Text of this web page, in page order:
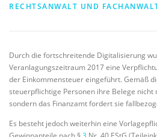
RECHTSANWALT UND
Durch die fortschreitende Digitalisierung
Veranlagungszeitraum 2017 eine
der Einkommensteuer eingeführt. Gemäß
steuerpflichtige Personen ihre Belege nicht
sondern das Finanzamt fordert sie
Es besteht jedoch weiterhin eine